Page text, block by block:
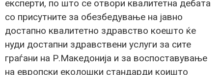
експерти, по што се отвори квалитетна дебата
со присутните за обезбедување на јавно
достапно квалитетно здравство коешто ќе
нуди достапни здравствени услуги за сите
граѓани на Р.Македонија и за воспоставување
на европски еколошки стандарди коишто